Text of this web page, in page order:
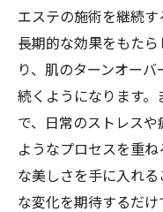
エステの施術を継続
長期的な効果をもた
り、肌のターンオー
続くようになります。
で、日常のストレス
ようなプロセスを重
な美しさを手に入れ
な変化を期待するだ